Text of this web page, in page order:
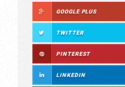
GOOGLE PLUS
TWITTER
PINTEREST
LINKEDIN